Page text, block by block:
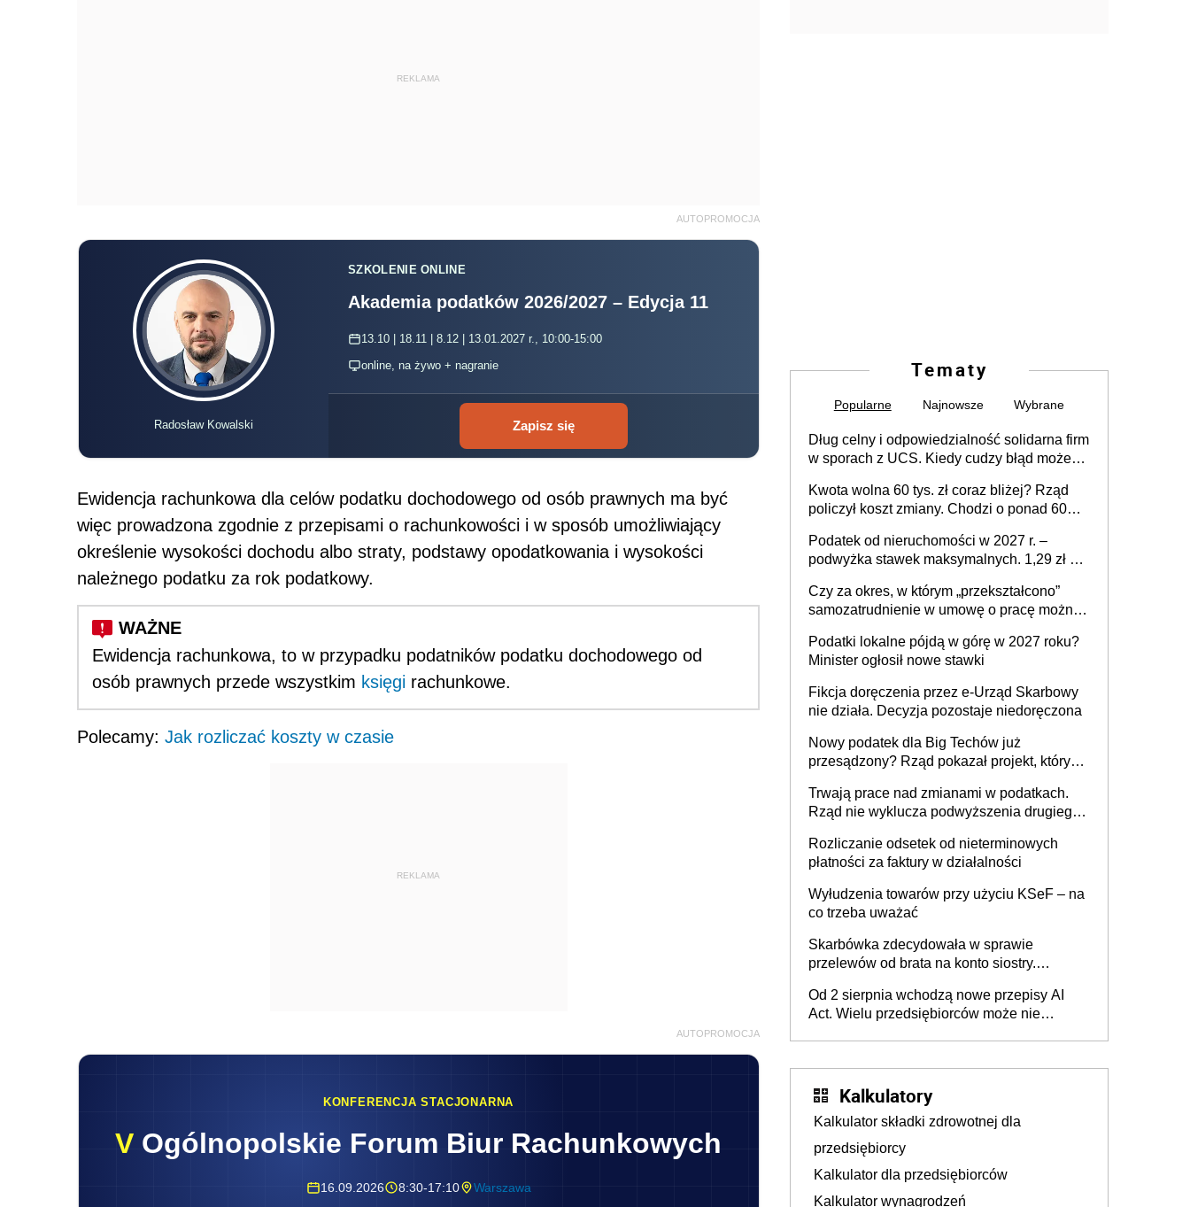
REKLAMA
AUTOPROMOCJA
Radosław Kowalski
SZKOLENIE ONLINE
Akademia podatków 2026/2027 – Edycja 11
13.10 | 18.11 | 8.12 | 13.01.2027 r., 10:00-15:00
online, na żywo + nagranie
Zapisz się
Ewidencja rachunkowa dla celów podatku dochodowego od osób prawnych ma być
więc prowadzona zgodnie z przepisami o rachunkowości i w sposób umożliwiający
określenie wysokości dochodu albo straty, podstawy opodatkowania i wysokości
należnego podatku za rok podatkowy.
Ewidencja rachunkowa, to w przypadku podatników podatku dochodowego od
osób prawnych przede wszystkim księgi rachunkowe.
Polecamy: Jak rozliczać koszty w czasie
REKLAMA
AUTOPROMOCJA
KONFERENCJA STACJONARNA
V Ogólnopolskie Forum Biur Rachunkowych
16.09.2026 8:30-17:10 Warszawa
Tematy
Popularne Najnowsze Wybrane
Dług celny i odpowiedzialność solidarna firm
w sporach z UCS. Kiedy cudzy błąd może
Kwota wolna 60 tys. zł coraz bliżej? Rząd
policzył koszt zmiany. Chodzi o ponad 60
Podatek od nieruchomości w 2027 r. –
podwyżka stawek maksymalnych. 1,29 zł za
budynków i lokali związanych z
prowadzeniem działalności gospodarczej
Czy za okres, w którym „przekształcono”
samozatrudnienie w umowę o pracę można
umowy cywilnoprawnej jedynym
racjonalnym wyjściem
Podatki lokalne pójdą w górę w 2027 roku?
Minister ogłosił nowe stawki
Fikcja doręczenia przez e-Urząd Skarbowy
nie działa. Decyzja pozostaje niedoręczona
Nowy podatek dla Big Techów już
przesądzony? Rząd pokazał projekt, który
Trwają prace nad zmianami w podatkach.
Rząd nie wyklucza podwyższenia drugiego
Rozliczanie odsetek od nieterminowych
płatności za faktury w działalności
Wyłudzenia towarów przy użyciu KSeF – na
co trzeba uważać
Skarbówka zdecydowała w sprawie
przelewów od brata na konto siostry.
darowizna, ale podatku jednak nie będzie
Od 2 sierpnia wchodzą nowe przepisy AI
Act. Wielu przedsiębiorców może nie
Kalkulatory
Kalkulator składki zdrowotnej dla
przedsiębiorcy
Kalkulator dla przedsiębiorców
Kalkulator wynagrodzeń